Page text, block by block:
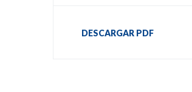
DESCARGAR PDF